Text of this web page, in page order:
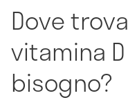
Dove
vitamina
bisogno?